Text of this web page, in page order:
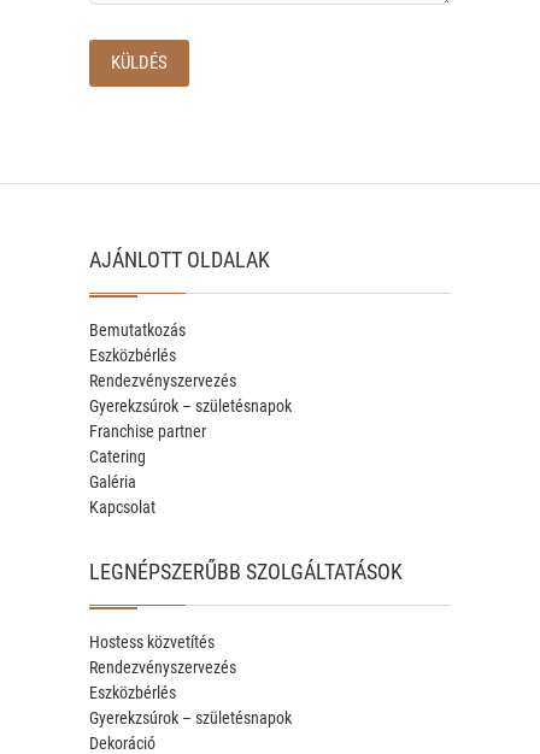
AJÁNLOTT OLDALAK
Bemutatkozás
Eszközbérlés
Rendezvényszervezés
Gyerekzsúrok – születésnapok
Franchise partner
Catering
Galéria
Kapcsolat
LEGNÉPSZERŰBB SZOLGÁLTATÁSOK
Hostess közvetítés
Rendezvényszervezés
Eszközbérlés
Gyerekzsúrok – születésnapok
Dekoráció